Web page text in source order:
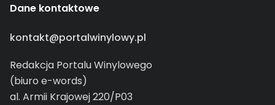
Dane kontaktowe
kontakt@portalwinylowy.pl
Redakcja Portalu Winylowego
(biuro e-words)
al. Armii Krajowej 220/P03